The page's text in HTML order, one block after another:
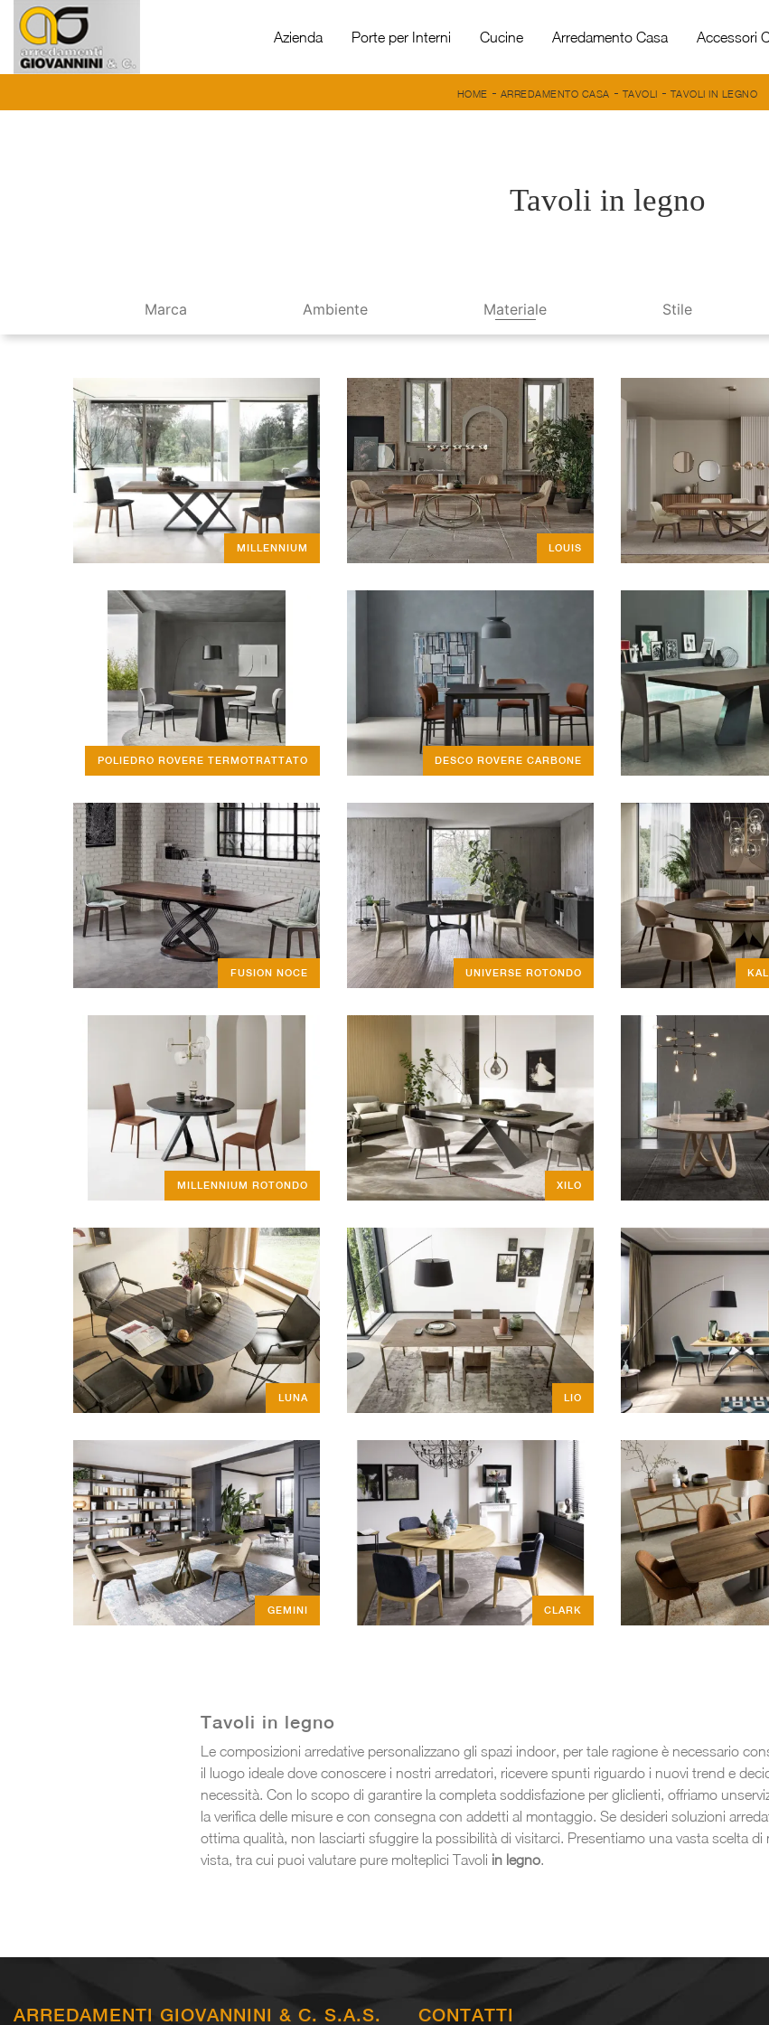
Azienda Porte per Interni Cucine Arredamento Casa Accessori
HOME - ARREDAMENTO CASA - TAVOLI - TAVOLI IN LEGNO
Tavoli in legno
Marca Ambiente Materiale Stile
MILLENNIUM LOUIS
POLIEDRO ROVERE TERMOTRATTATO DESCO ROVERE CARBONE
FUSION NOCE UNIVERSE ROTONDO
MILLENNIUM ROTONDO XILO
LUNA LIO
GEMINI CLARK
Tavoli in legno
Le composizioni arredative personalizzano gli spazi indoor, per tale ragione è necessario
il luogo ideale dove conoscere i nostri arredatori, ricevere spunti riguardo i nuovi trend e
necessità. Con lo scopo di garantire la completa soddisfazione per gliclienti, offriamo
la verifica delle misure e con consegna con addetti al montaggio. Se desideri soluzioni
ottima qualità, non lasciarti sfuggire la possibilità di visitarci. Presentiamo una vasta scelta
vista, tra cui puoi valutare pure molteplici Tavoli in legno.
ARREDAMENTI GIOVANNINI & C. S.A.S. CONTATTI